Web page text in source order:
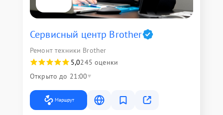
Сервисный центр Brother
Ремонт техники Brother
5,0245 оценки
Открыто до 21:00
Маршрут